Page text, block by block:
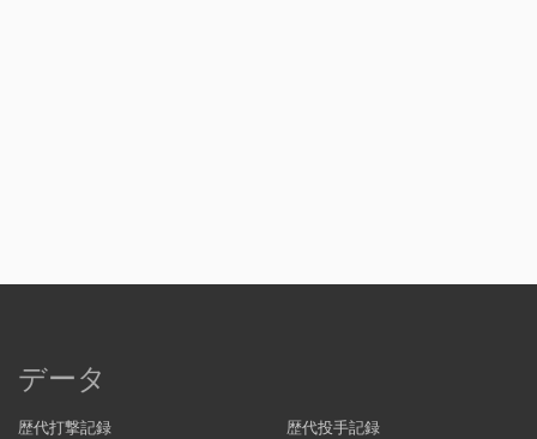
データ
歴代打撃記録
歴代投手記録